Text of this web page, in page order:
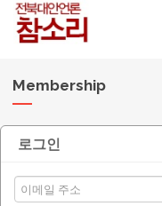
Membership
로그인